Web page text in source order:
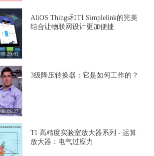
00:29:01
AliOS Things和TI Simplelink的完美
结合让物联网设计更加便捷
00:05:27
3级降压转换器：它是如何工作的？
TI 高精度实验室放大器系列 - 运算
放大器：电气过应力